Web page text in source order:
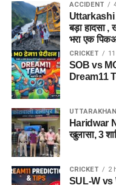
ACCIDENT
Uttarkashi
बड़ा हादसा ,
भरा एक
CRICKET
SOB vs
Dream11
Haridwar
खुलासा, 3
CRICKET 2
SUL-W vs